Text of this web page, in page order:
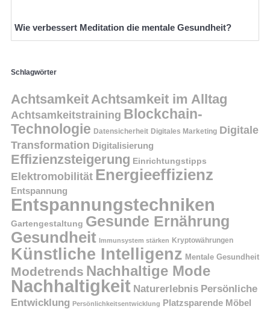
Wie verbessert Meditation die mentale Gesundheit?
Schlagwörter
Achtsamkeit Achtsamkeit im Alltag
Achtsamkeitstraining Blockchain-
Technologie Datensicherheit Digitales Marketing Digitale
Transformation Digitalisierung
Effizienzsteigerung Einrichtungstipps
Elektromobilität Energieeffizienz
Entspannung
Entspannungstechniken
Gartengestaltung Gesunde Ernährung
Gesundheit Immunsystem stärken Kryptowährungen
Künstliche Intelligenz Mentale Gesundheit
Modetrends Nachhaltige Mode
Nachhaltigkeit Naturerlebnis Persönliche
Entwicklung Persönlichkeitsentwicklung Platzsparende Möbel